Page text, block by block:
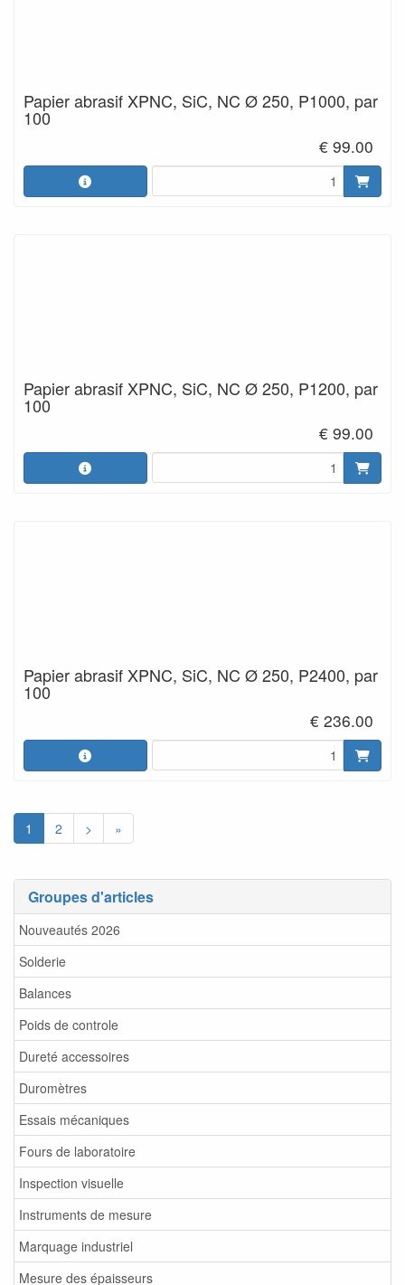
Groupes d'articles
Nouveautés 2026
Solderie
Balances
Poids de controle
Dureté accessoires
Duromètres
Essais mécaniques
Fours de laboratoire
Inspection visuelle
Instruments de mesure
Marquage industriel
Mesure des épaisseurs
Papier abrasif XPNC, SiC, NC Ø 250, P1000, par
100
€ 99.00
Papier abrasif XPNC, SiC, NC Ø 250, P1200, par
100
€ 99.00
Papier abrasif XPNC, SiC, NC Ø 250, P2400, par
100
€ 236.00
1 2 > »